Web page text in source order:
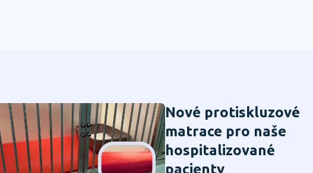
Nové protiskluzové
matrace pro naše
hospitalizované
pacienty